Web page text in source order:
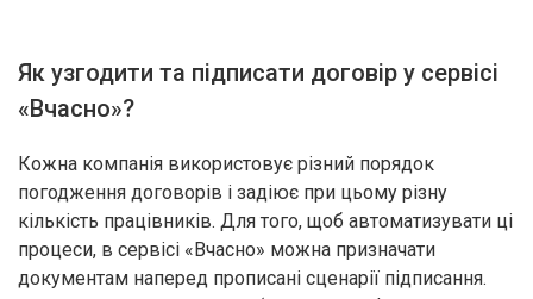
Як узгодити та підписати договір у сервісі
«Вчасно»?
Кожна компанія використовує різний порядок
погодження договорів і задіює при цьому різну
кількість працівників. Для того, щоб автоматизувати ці
процеси, в сервісі «Вчасно» можна призначати
документам наперед прописані сценарії підписання.